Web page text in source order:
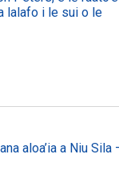
lalafo i le sui o le
aloa’ia a Niu Sila